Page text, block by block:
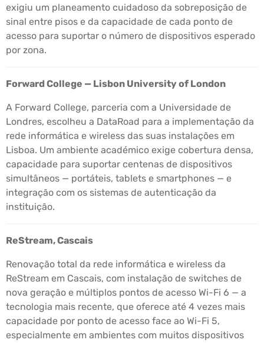
exigiu um planeamento cuidadoso da sobreposição de
sinal entre pisos e da capacidade de cada ponto de
acesso para suportar o número de dispositivos esperado
por zona.
Forward College — Lisbon University of London
A Forward College, parceria com a Universidade de
Londres, escolheu a DataRoad para a implementação da
rede informática e wireless das suas instalações em
Lisboa. Um ambiente académico exige cobertura densa,
capacidade para suportar centenas de dispositivos
simultâneos — portáteis, tablets e smartphones — e
integração com os sistemas de autenticação da
instituição.
ReStream, Cascais
Renovação total da rede informática e wireless da
ReStream em Cascais, com instalação de switches de
nova geração e múltiplos pontos de acesso Wi-Fi 6 — a
tecnologia mais recente, que oferece até 4 vezes mais
capacidade por ponto de acesso face ao Wi-Fi 5,
especialmente em ambientes com muitos dispositivos